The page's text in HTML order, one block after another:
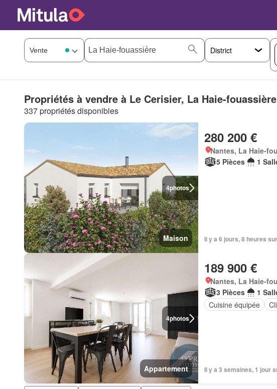
Propriétés à vendre à Le Cerisier, La Haie-fouassière
337 propriétés disponibles
4photos
Maison
280 200 €
Nantes, La Haie-
5 Pièces
1
Il y a 6 jours, 8 heures
4photos
Appartement
189 900 €
Nantes, La Haie-
3 Pièces
1
Cuisine équipée
Il y a 3 semaines, 1 jour